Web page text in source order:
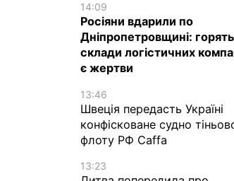
14:09
Росіяни вдарили по
Дніпропетровщині: горять
склади логістичних
є жертви
13:46
Швеція передасть Україні
конфісковане судно
флоту РФ Caffa
13:23